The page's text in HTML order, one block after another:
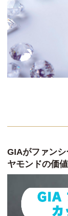
GIAがファン
ヤモンドの価